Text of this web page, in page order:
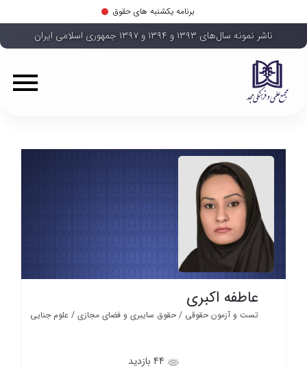
برنامه یکشنبه های حقوق
ناشر نمونه سال‌های ۱۳۹۳ و ۱۳۹۴ و ۱۳۹۷ جمهوری اسلامی ایران
عاطفه اکبری
تست و آزمون حقوقی / حقوق سایبری و فضای مجازی / علوم جنایی